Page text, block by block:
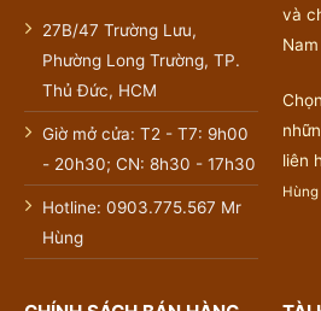
27B/47 Trường Lưu,
Phường Long Trường, TP.
Thủ Đức, HCM
Giờ mở cửa: T2 - T7: 9h00
- 20h30; CN: 8h30 - 17h30
Hotline: 0903.775.567 Mr
Hùng
và
Nam
liên
Hùng